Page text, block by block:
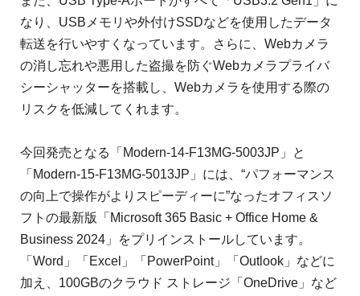
なり、USBメモリや外付けSSDなどを使用したデータ
転送を行いやすくなっています。さらに、Webカメラ
の消し忘れや悪用した盗撮を防ぐWebカメラプライバ
シーシャッターを搭載し、Webカメラを使用する際の
リスクを低減してくれます。
今回発売となる「Modern-14-F13MG-5003JP」と
「Modern-15-F13MG-5013JP」には、“パフォーマンス
の向上で操作がよりスピーディーに”なったオフィスソ
フトの最新版「Microsoft 365 Basic + Office Home &
Business 2024」をプリインストールしています。
「Word」「Excel」「PowerPoint」「Outlook」などに
加え、100GBのクラウド ストレージ「OneDrive」など